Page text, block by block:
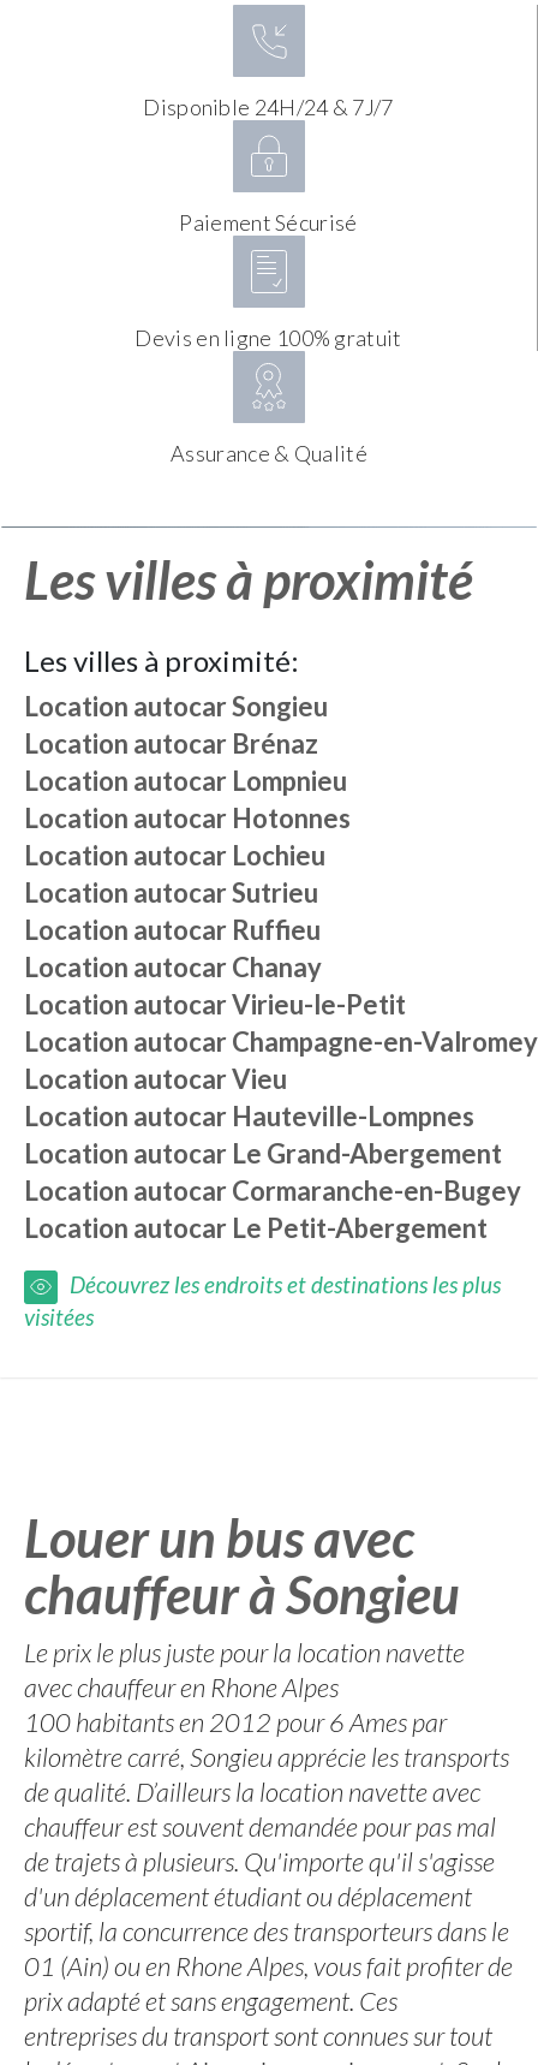
Disponible 24H/24 & 7J/7
Paiement Sécurisé
Devis en ligne 100% gratuit
Assurance & Qualité
Les villes à proximité
Les villes à proximité:
Location autocarSongieu
Location autocar Brénaz
Location autocar Lompnieu
Location autocar Hotonnes
Location autocar Lochieu
Location autocarSutrieu
Location autocar Ruffieu
Location autocarChanay
Location autocarVirieu-le-Petit
Location autocarChampagne-en-Valromey
Location autocarVieu
Location autocar Hauteville-Lompnes
Location autocar Le Grand-Abergement
Location autocarCormaranche-en-Bugey
Location autocar Le Petit-Abergement
Découvrez les endroits et destinations les plus
visitées
Louer un bus avec
chauffeur à Songieu
Le prix le plus juste pour la location navette
avec chauffeur en Rhone Alpes
100 habitants en 2012 pour 6 Ames par
kilomètre carré, Songieu apprécie les transports
de qualité. D’ailleurs la location navette avec
chauffeur est souvent demandée pour pas mal
de trajets à plusieurs. Qu'importe qu'il s'agisse
d'un déplacement étudiant ou déplacement
sportif, la concurrence des transporteurs dans le
01 (Ain) ou en Rhone Alpes, vous fait profiter de
prix adapté et sans engagement. Ces
entreprises du transport sont connues sur tout